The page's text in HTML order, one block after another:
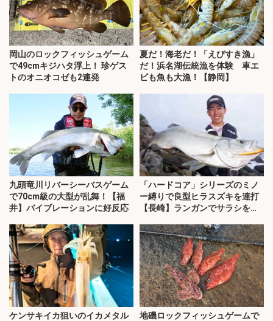
岡山のロックフィッシュゲーム
で49cmキジハタ浮上！ 珍ゲス
トのオニオコゼも2連発
夏だ！海老だ！「えびすき漁」
だ！浜名湖伝統漁を体験 車エ
ビも魚も大漁！【静岡】
九頭竜川リバーシーバスゲーム
で70cm級の大型が乱舞！【福
井】バイブレーションに好反応
「ハードコア」シリーズのミノ
ー縛りで良型ヒラスズキを連打
【長崎】ランガンでサラシを攻
ケンサキイカ狙いのイカメタル
地磯ロックフィッシュゲームで